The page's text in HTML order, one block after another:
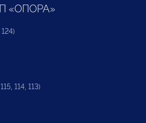
«ОПОРА»
114, 113)